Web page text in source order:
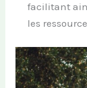
facilitant
les